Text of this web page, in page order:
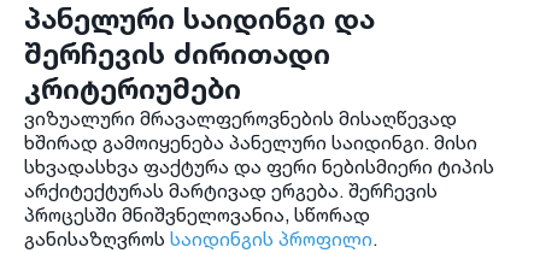
პანელური საიდინგი და
შერჩევის ძირითადი
კრიტერიუმები
ვიზუალური მრავალფეროვნების მისაღწევად
ხშირად გამოიყენება პანელური საიდინგი. მისი
სხვადასხვა ფაქტურა და ფერი ნებისმიერი ტიპის
არქიტექტურას მარტივად ერგება. შერჩევის
პროცესში მნიშვნელოვანია, სწორად
განისაზღვროს საიდინგის პროფილი.